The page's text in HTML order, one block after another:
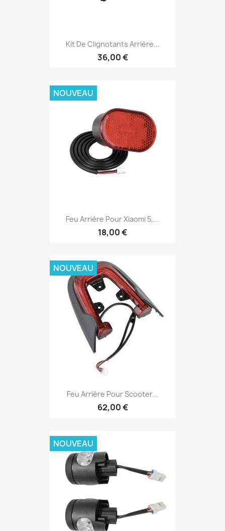
Kit De Clignotants Arrière...
36,00 €
Feu Arrière Pour Xiaomi 5,...
18,00 €
NOUVEAU
Feu Arrière Pour Scooter...
62,00 €
NOUVEAU
NOUVEAU